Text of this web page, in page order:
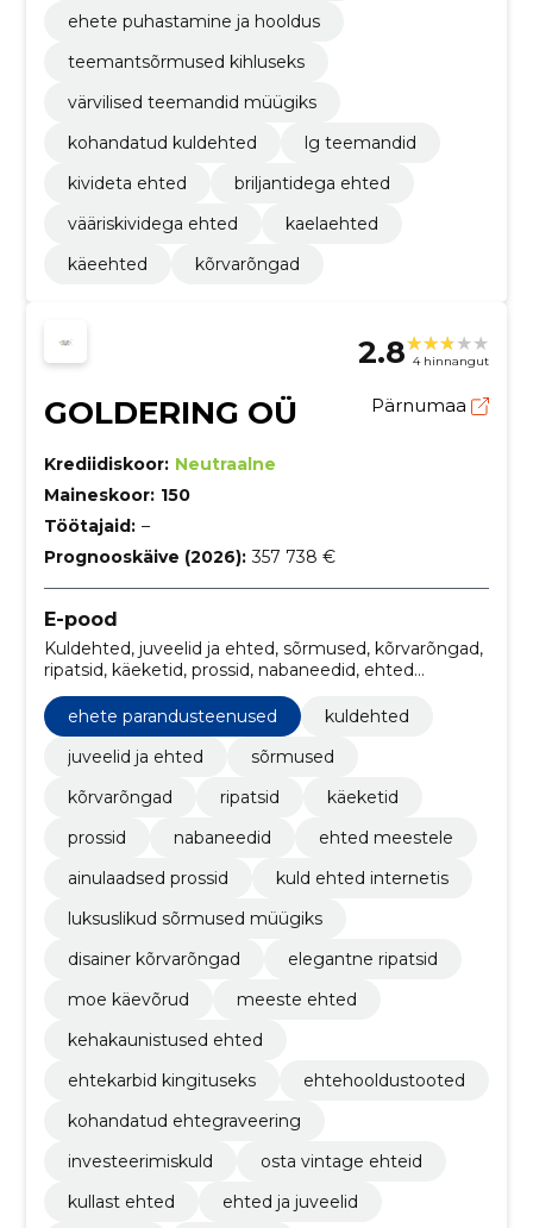
ehete puhastamine ja hooldus
teemantsõrmused kihluseks
värvilised teemandid müügiks
kohandatud kuldehted
lg teemandid
kivideta ehted
briljantidega ehted
vääriskividega ehted
kaelaehted
käeehted
kõrvarõngad
2.8 4 hinnangut
GOLDERING OÜ Pärnumaa
Krediidiskoor: Neutraalne
Maineskoor: 150
Töötajaid: –
Prognooskäive (2026): 357 738 €
E-pood
Kuldehted, juveelid ja ehted, sõrmused, kõrvarõngad,
ripatsid, käeketid, prossid, nabaneedid, ehted
ehete parandusteenused
kuldehted
juveelid ja ehted
sõrmused
kõrvarõngad
ripatsid
käeketid
prossid
nabaneedid
ehted meestele
ainulaadsed prossid
kuld ehted internetis
luksuslikud sõrmused müügiks
disainer kõrvarõngad
elegantne ripatsid
moe käevõrud
meeste ehted
kehakaunistused ehted
ehtekarbid kingituseks
ehtehooldustooted
kohandatud ehtegraveering
investeerimiskuld
osta vintage ehteid
kullast ehted
ehted ja juveelid